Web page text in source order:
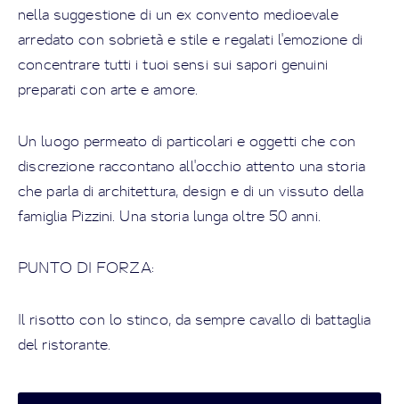
nella suggestione di un ex convento medioevale
arredato con sobrietà e stile e regalati l'emozione di
concentrare tutti i tuoi sensi sui sapori genuini
preparati con arte e amore.
Un luogo permeato di particolari e oggetti che con
discrezione raccontano all'occhio attento una storia
che parla di architettura, design e di un vissuto della
famiglia Pizzini. Una storia lunga oltre 50 anni.
PUNTO DI FORZA:
Il risotto con lo stinco, da sempre cavallo di battaglia
del ristorante.